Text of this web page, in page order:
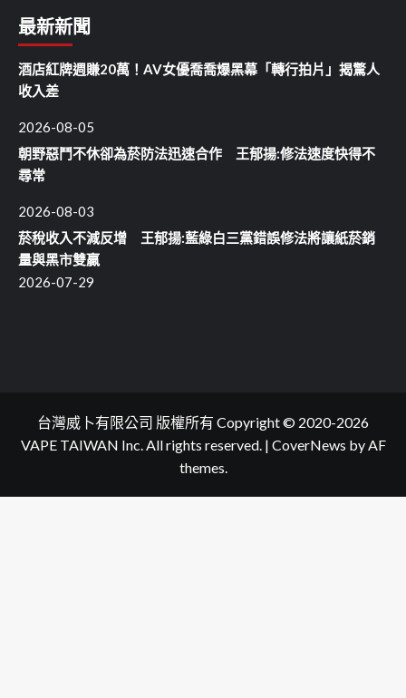
最新新聞
酒店紅牌週賺20萬！AV女優喬喬爆黑幕「轉行拍片」揭驚人
收入差
2026-08-05
朝野惡鬥不休卻為菸防法迅速合作 王郁揚:修法速度快得不
尋常
2026-08-03
菸稅收入不減反增 王郁揚:藍綠白三黨錯誤修法將讓紙菸銷
量與黑市雙贏
2026-07-29
台灣威卜有限公司 版權所有 Copyright © 2020-2026
VAPE TAIWAN Inc. All rights reserved. | CoverNews by AF
themes.